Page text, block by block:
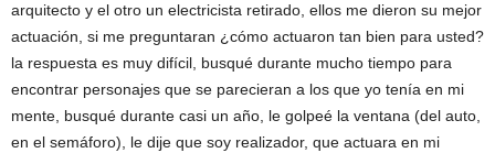
arquitecto y el otro un electricista retirado, ellos me dieron su mejor
actuación, si me preguntaran ¿cómo actuaron tan bien para usted?
la respuesta es muy difícil, busqué durante mucho tiempo para
encontrar personajes que se parecieran a los que yo tenía en mi
mente, busqué durante casi un año, le golpeé la ventana (del auto,
en el semáforo), le dije que soy realizador, que actuara en mi